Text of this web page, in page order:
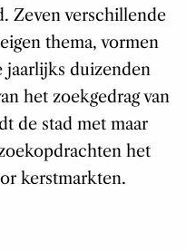
Zeven verschillende
thema, vormen
jaarlijks duizenden
het zoekgedrag van
de stad met maar
het
kerstmarkten.